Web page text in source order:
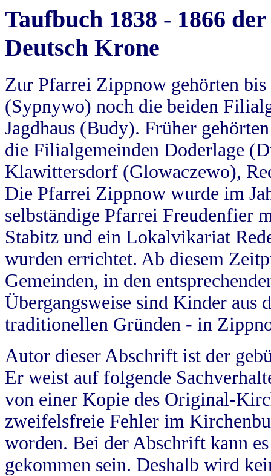
Taufbuch 1838 - 1866
Deutsch Krone
Zur Pfarrei Zippnow gehörten
(Sypnywo) noch die beiden
Jagdhaus (Budy). Früher
die Filialgemeinden Doderlage
Klawittersdorf (Glowaczewo),
Die Pfarrei Zippnow wurde im
selbständige Pfarrei Freudenfier
Stabitz und ein Lokalvikariat
wurden errichtet. Ab diesem
Gemeinden, in den
Übergangsweise sind Kinder aus
traditionellen Gründen - in
Autor dieser Abschrift ist der
Er weist auf folgende
von einer Kopie des Original-
zweifelsfreie Fehler im
worden. Bei der Abschrift kann
gekommen sein. Deshalb wird